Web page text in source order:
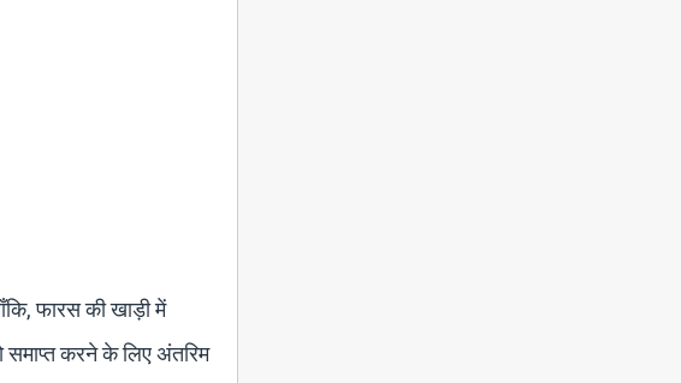
फारस की खाड़ी में
समाप्त करने के लिए अंतरिम